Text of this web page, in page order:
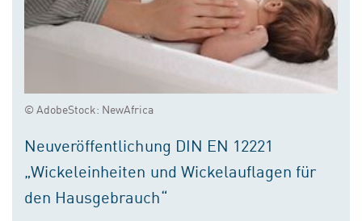
© AdobeStock: NewAfrica
Neuveröffentlichung DIN EN 12221
„Wickeleinheiten und Wickelauflagen für
den Hausgebrauch“